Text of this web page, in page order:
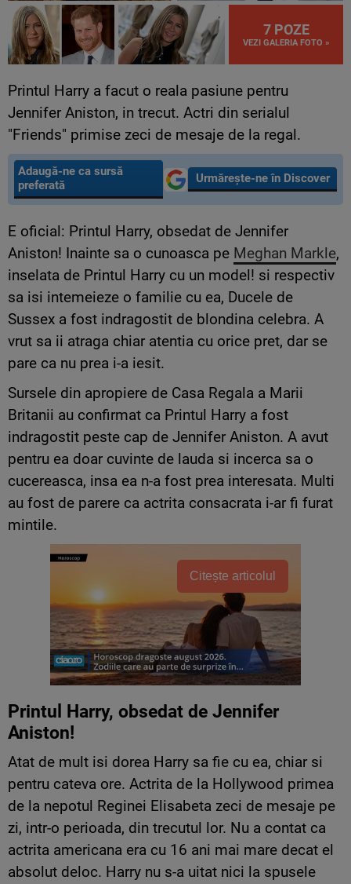
7 POZE
VEZI GALERIA FOTO »
Printul Harry a facut o reala pasiune pentru
Jennifer Aniston, in trecut. Actri din serialul
"Friends" primise zeci de mesaje de la regal.
Adaugă-ne ca sursă
preferată
Urmărește-ne în Discover
E oficial: Printul Harry, obsedat de Jennifer
Aniston! Inainte sa o cunoasca pe Meghan Markle,
inselata de Printul Harry cu un model! si respectiv
sa isi intemeieze o familie cu ea, Ducele de
Sussex a fost indragostit de blondina celebra. A
vrut sa ii atraga chiar atentia cu orice pret, dar se
pare ca nu prea i-a iesit.
Sursele din apropiere de Casa Regala a Marii
Britanii au confirmat ca Printul Harry a fost
indragostit peste cap de Jennifer Aniston. A avut
pentru ea doar cuvinte de lauda si incerca sa o
cucereasca, insa ea n-a fost prea interesata. Multi
au fost de parere ca actrita consacrata i-ar fi furat
mintile.
Citește articolul
Printul Harry, obsedat de Jennifer
Aniston!
Atat de mult isi dorea Harry sa fie cu ea, chiar si
pentru cateva ore. Actrita de la Hollywood primea
de la nepotul Reginei Elisabeta zeci de mesaje pe
zi, intr-o perioada, din trecutul lor. Nu a contat ca
actrita americana era cu 16 ani mai mare decat el
absolut deloc. Harry nu s-a uitat nici la spusele